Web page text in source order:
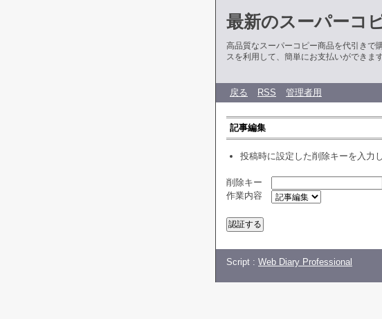
最新のスーパーコ
高品質なスーパーコピー商品を代引きで
スを利用して、簡単にお支払いができま
戻る RSS 管理者用
記事編集
投稿時に設定した削除キーを入力
削除キー
作業内容
Script : Web Diary Professional